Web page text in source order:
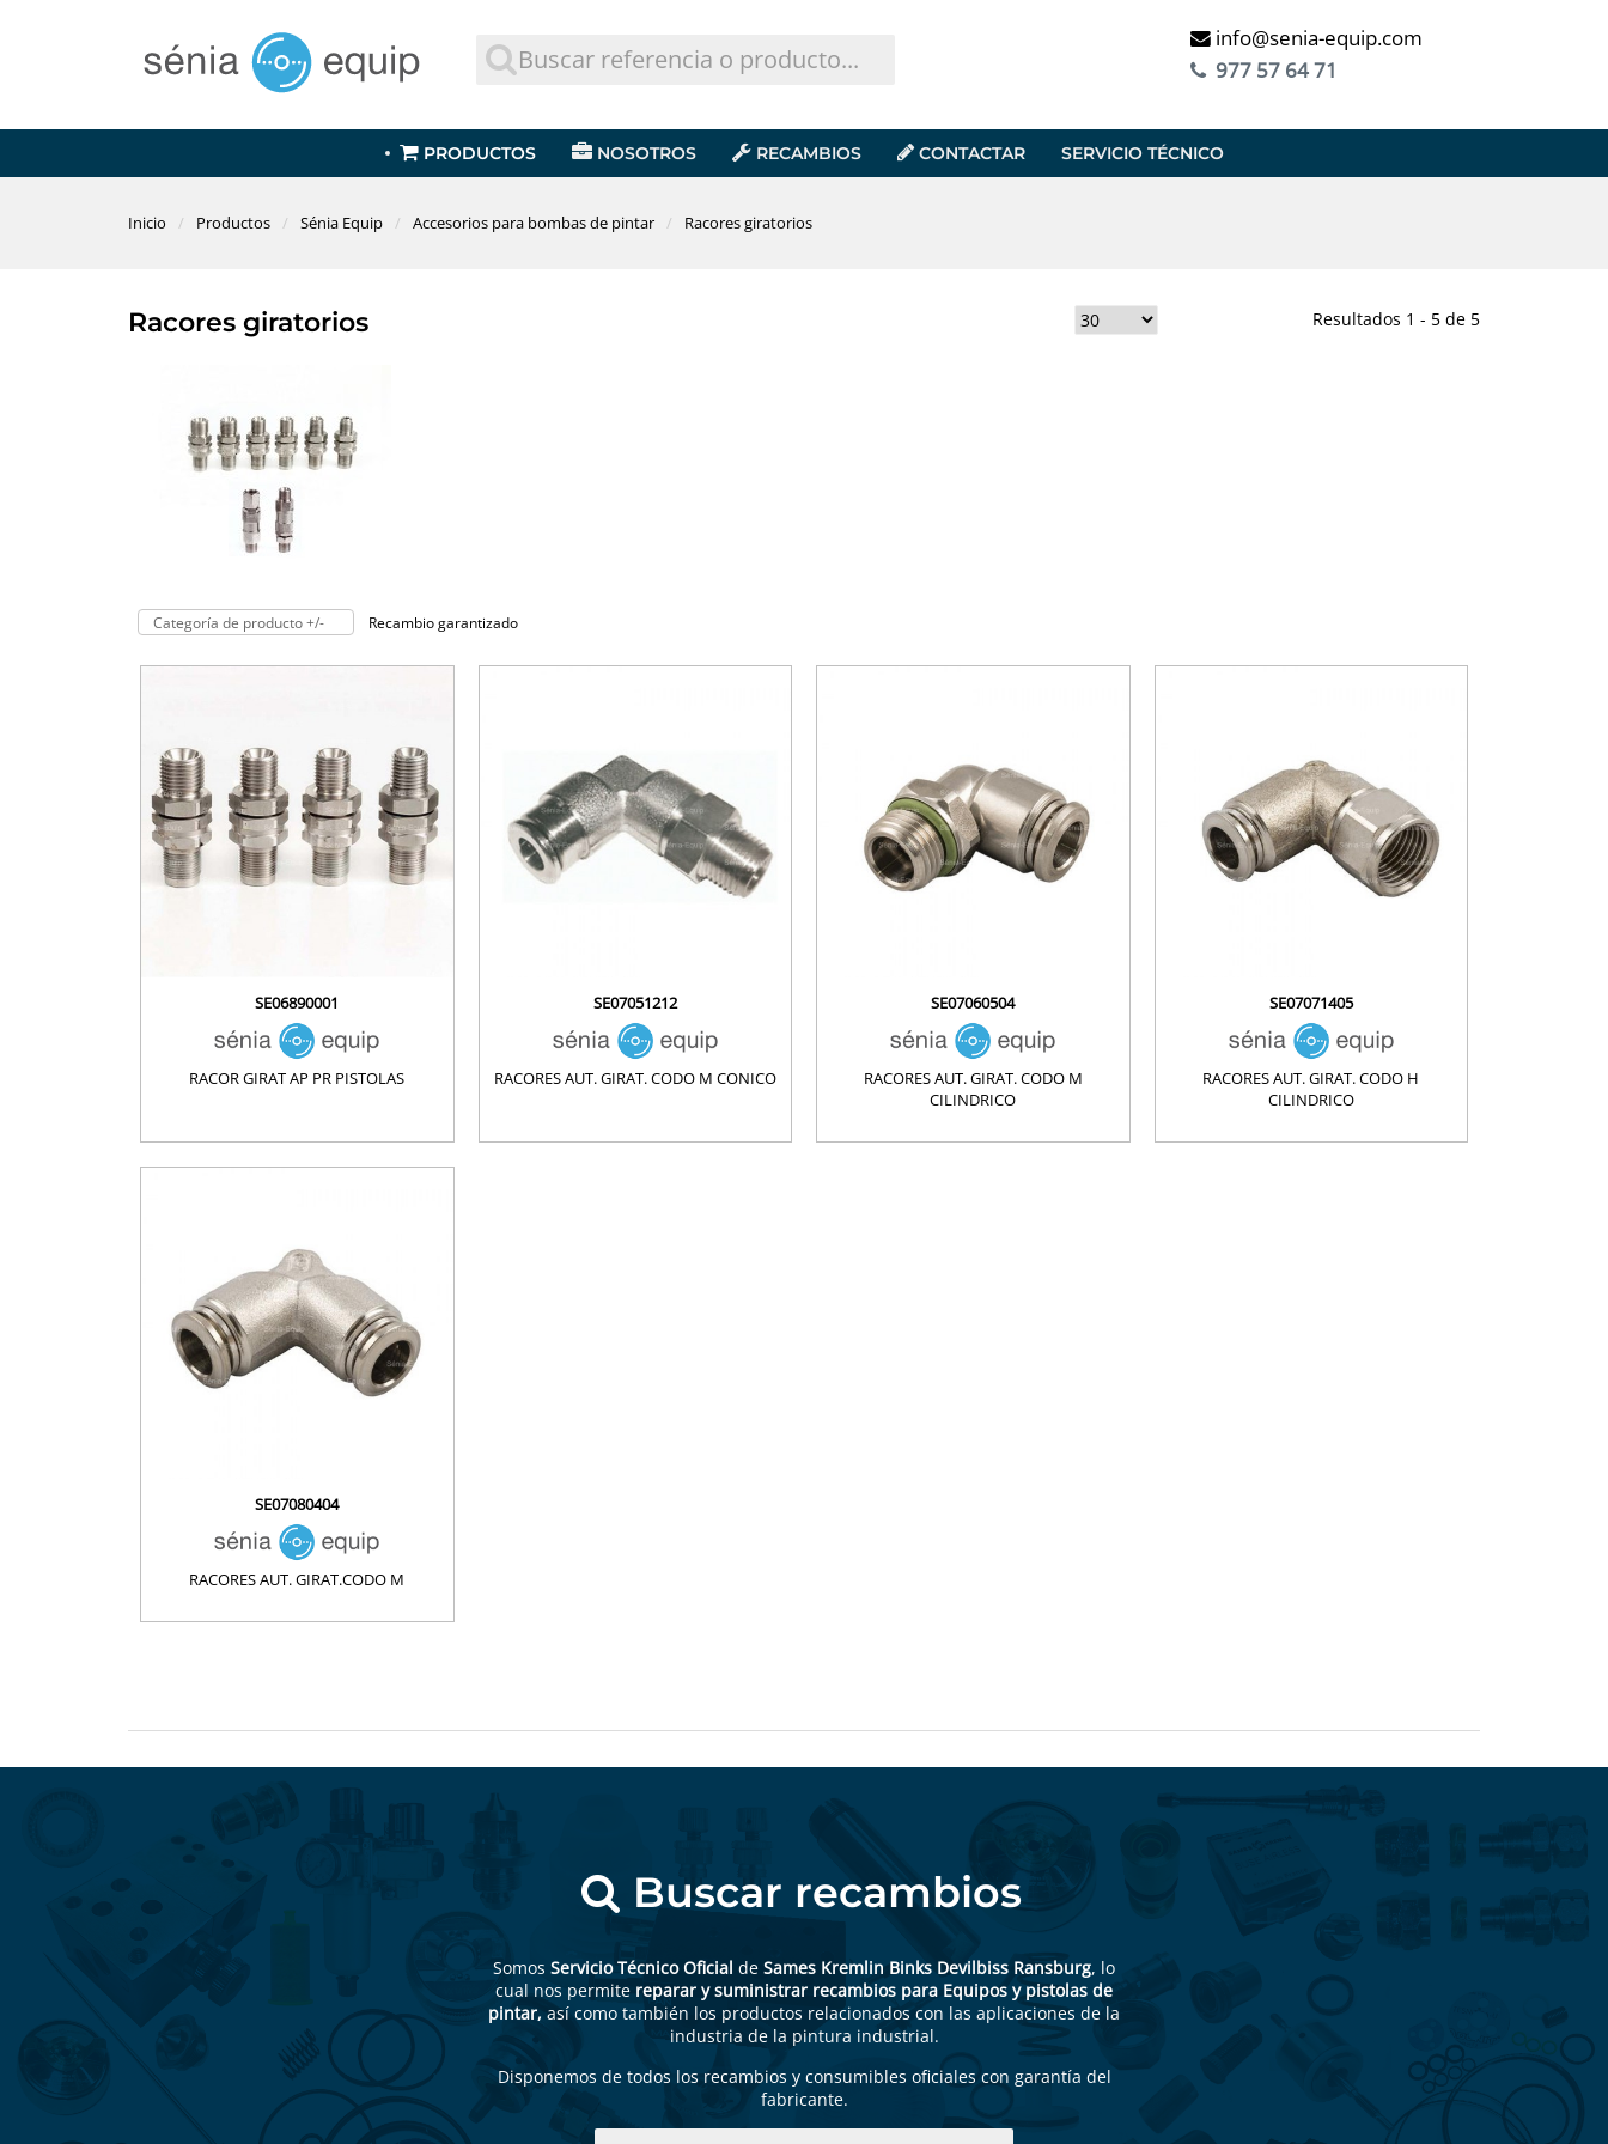
info@senia-equip.com
977 57 64 71
PRODUCTOS NOSOTROS RECAMBIOS CONTACTAR SERVICIO TÉCNICO
Inicio Productos Sénia Equip Accesorios para bombas de pintar Racores giratorios
Racores giratorios Resultados 1 - 5 de 5
Categoría de producto +/- Recambio garantizado
SE06890001
RACOR GIRAT AP PR PISTOLAS
SE07051212
RACORES AUT. GIRAT. CODO M CONICO
SE07060504
RACORES AUT. GIRAT. CODO M
CILINDRICO
SE07071405
RACORES AUT. GIRAT. CODO H
CILINDRICO
SE07080404
RACORES AUT. GIRAT.CODO M
Buscar recambios
Somos Servicio Técnico Oficial de Sames Kremlin Binks Devilbiss Ransburg, lo
cual nos permite reparar y suministrar recambios para Equipos y pistolas de
pintar, así como también los productos relacionados con las aplicaciones de la
industria de la pintura industrial.
Disponemos de todos los recambios y consumibles oficiales con garantía del
fabricante.